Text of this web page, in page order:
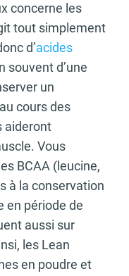
concerne les
tout simplement
d’acides
souvent d’une
un
cours des
aideront
Vous
BCAA (leucine,
à la conservation
en période de
aussi sur
les Lean
en poudre et